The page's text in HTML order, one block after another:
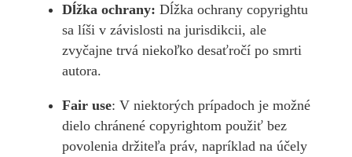
Dĺžka ochrany: Dĺžka ochrany copyrightu
sa líši v závislosti na jurisdikcii, ale
zvyčajne trvá niekoľko desaťročí po smrti
autora.
Fair use: V niektorých prípadoch je možné
dielo chránené copyrightom použiť bez
povolenia držiteľa práv, napríklad na účely